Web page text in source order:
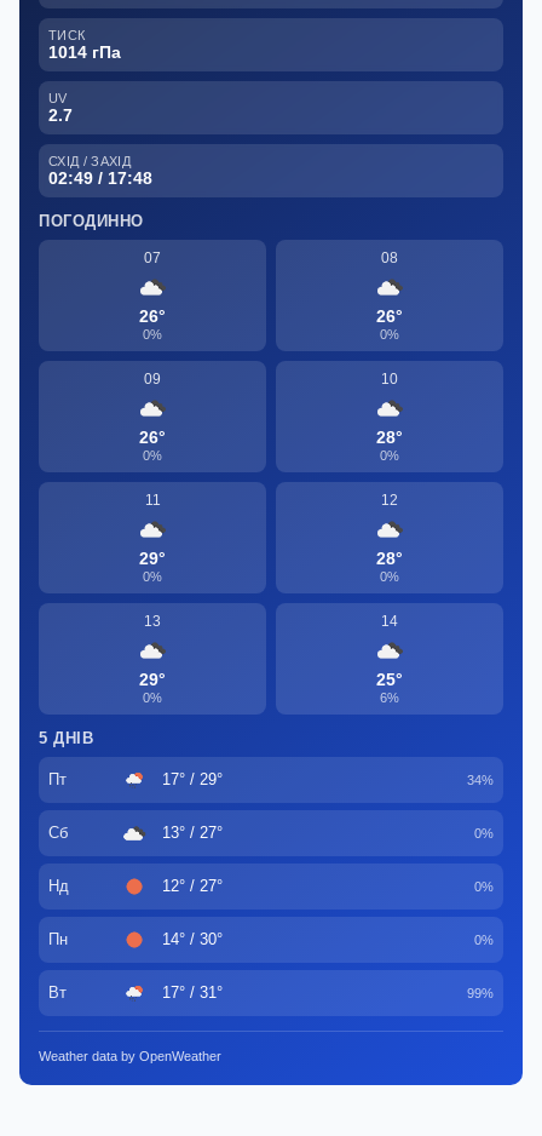
ТИСК
1014 гПа
UV
2.7
СХІД / ЗАХІД
02:49 / 17:48
ПОГОДИННО
07
26°
0%
08
26°
0%
09
26°
0%
10
28°
0%
11
29°
0%
12
28°
0%
13
29°
0%
14
25°
6%
5 ДНІВ
Пт 17° / 29° 34%
Сб 13° / 27° 0%
Нд 12° / 27° 0%
Пн 14° / 30° 0%
Вт 17° / 31° 99%
Weather data by OpenWeather